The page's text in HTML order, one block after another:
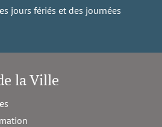
jours fériés et des journées
la Ville